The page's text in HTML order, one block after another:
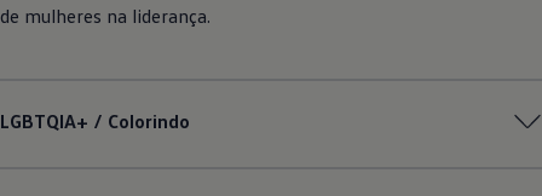
de mulheres na liderança.
LGBTQIA+ / Colorindo